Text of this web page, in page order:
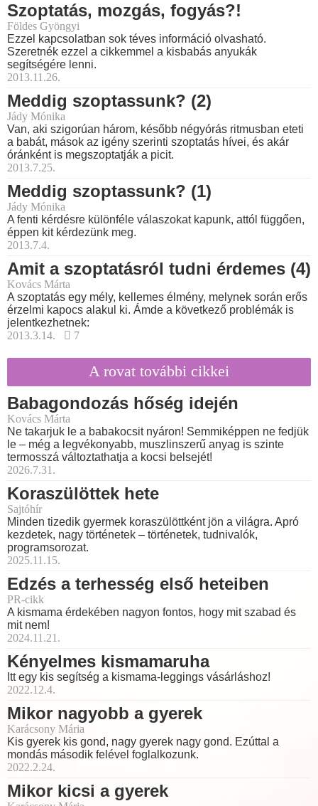
Szoptatás, mozgás, fogyás?!
Földes Gyöngyi
Ezzel kapcsolatban sok téves információ olvasható.
Szeretnék ezzel a cikkemmel a kisbabás anyukák
segítségére lenni.
2013.11.26.
Meddig szoptassunk? (2)
Jády Mónika
Van, aki szigorúan három, később négyórás ritmusban eteti
a babát, mások az igény szerinti szoptatás hívei, és akár
óránként is megszoptatják a picit.
2013.7.25.
Meddig szoptassunk? (1)
Jády Mónika
A fenti kérdésre különféle válaszokat kapunk, attól függően,
éppen kit kérdezünk meg.
2013.7.4.
Amit a szoptatásról tudni érdemes (4)
Kovács Márta
A szoptatás egy mély, kellemes élmény, melynek során erős
érzelmi kapocs alakul ki. Ámde a következő problémák is
jelentkezhetnek:
2013.3.14.
7
A rovat további cikkei
Babagondozás hőség idején
Kovács Márta
Ne takarjuk le a babakocsit nyáron! Semmiképpen ne fedjük
le – még a legvékonyabb, muszlinszerű anyag is szinte
termosszá változtathatja a kocsi belsejét!
2026.7.31.
Koraszülöttek hete
Sajtóhír
Minden tizedik gyermek koraszülöttként jön a világra. Apró
kezdetek, nagy történetek – történetek, tudnivalók,
programsorozat.
2025.11.15.
Edzés a terhesség első heteiben
PR-cikk
A kismama érdekében nagyon fontos, hogy mit szabad és
mit nem!
2024.11.21.
Kényelmes kismamaruha
Itt egy kis segítség a kismama-leggings vásárláshoz!
2022.12.4.
Mikor nagyobb a gyerek
Karácsony Mária
Kis gyerek kis gond, nagy gyerek nagy gond. Ezúttal a
mondás második felével foglalkozunk.
2022.2.24.
Mikor kicsi a gyerek